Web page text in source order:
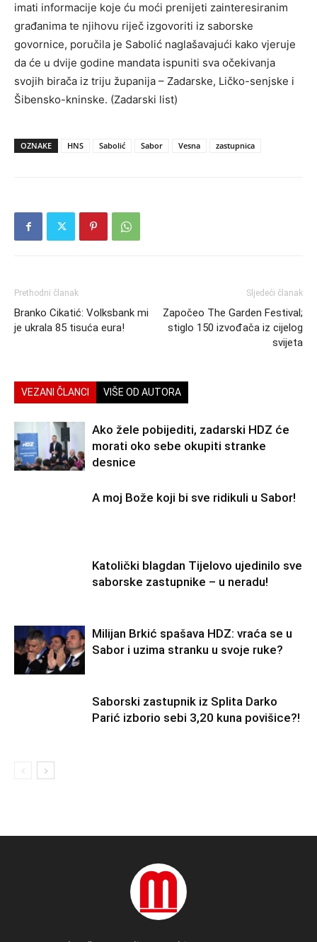
imati informacije koje ću moći prenijeti zainteresiranim
građanima te njihovu riječ izgovoriti iz saborske
govornice, poručila je Sabolić naglašavajući kako vjeruje
da će u dvije godine mandata ispuniti sva očekivanja
svojih birača iz triju županija – Zadarske, Ličko-senjske i
Šibensko-kninske. (Zadarski list)
OZNAKE HNS Sabolić Sabor Vesna zastupnica
Prethodni članak
Branko Cikatić: Volksbank mi
je ukrala 85 tisuća eura!
Sljedeći članak
Započeo The Garden Festival;
stiglo 150 izvođača iz cijelog
svijeta
VEZANI ČLANCI VIŠE OD AUTORA
Ako žele pobijediti, zadarski HDZ će
morati oko sebe okupiti stranke
desnice
A moj Bože koji bi sve ridikuli u Sabor!
Katolički blagdan Tijelovo ujedinilo sve
saborske zastupnike – u neradu!
Milijan Brkić spašava HDZ: vraća se u
Sabor i uzima stranku u svoje ruke?
Saborski zastupnik iz Splita Darko
Parić izborio sebi 3,20 kuna povišice?!